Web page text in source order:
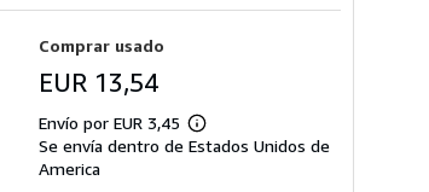
Comprar usado
EUR 13,54
Envío por EUR 3,45
Más
información
Se envía dentro de Estados Unidos de
America